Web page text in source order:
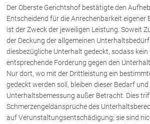
Dr. Roland Piccolruaz †
Mag. Raphaela Klotz
Rechtsnews
Publikationen
Der Oberste Gerichtshof bestätigte den
Entscheidend für die Anrechenbarkeit eigener
ist der Zweck der jeweiligen Leistung. Soweit
der Deckung der allgemeinen
diesbezügliche Unterhalt gedeckt, sodass
entsprechende Forderung gegen den
Nur dort, wo mit der Drittleistung ein
gedeckt werden soll, bleiben dieser Bedarf und
Unterhaltsbemessung außer Betracht. Dies
Schmerzengeldansprüche des
auf Verunstaltungsentschädigung; sie sind